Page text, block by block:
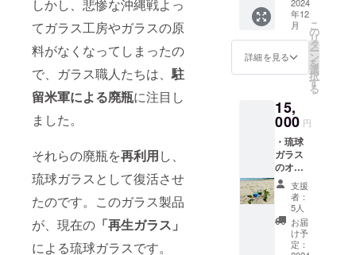
しかし、悲惨な沖縄戦よっ
てガラス工房やガラスの原
料がなくなってしまったの
で、ガラス職人たちは、 駐
留米軍による廃瓶に注目し
ました。
それらの廃瓶を再利用し、
琉球ガラスとして復活させ
たのです。このガラス製品
が、現在の 「再生ガラス」
による琉球ガラスです。
す。
〈店舗
の詳
細〉 沖
縄県名
な住所
は後日
ご連絡
にて共
有しま
す）
交通費
や滞在
費〉 支
援者様
の交通
ご負担
をお願
い致し
ます。
〈支援
者様と
の連絡
方法〉
詳細は
メール
で連絡
致しま
6.5cm
高さ
8.5cm
年12
月
詳細を見る
こ
の
リ
タ
ー
ン
を
選
択
す
る
15,
000 円
・琉球
ガラス
のオリ
ジナル
グラ
ス 1つ
〈商品
詳細〉
直径
支援
者：
5人
お届
け予
定：